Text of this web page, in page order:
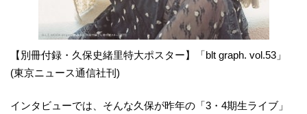
【別冊付録・久保史緒里特大ポスター】「blt graph. vol.53」
(東京ニュース通信社刊)
インタビューでは、そんな久保が昨年の「3・4期生ライブ」